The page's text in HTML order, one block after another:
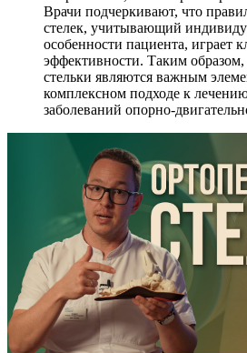
Врачи подчеркивают, что
стелек, учитывающий
особенности пациента, играет
эффективности. Таким образом,
стельки являются важным
комплексном подходе к
заболеваний опорно-